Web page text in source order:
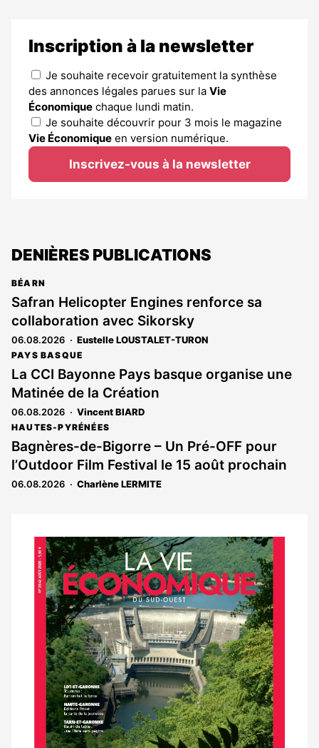
Inscription à la newsletter
Je souhaite recevoir gratuitement la synthèse
des annonces légales parues sur la Vie
Économique chaque lundi matin.
Je souhaite découvrir pour 3 mois le magazine
Vie Économique en version numérique.
Inscrivez-vous à la newsletter
DENIÈRES PUBLICATIONS
BÉARN
Safran Helicopter Engines renforce sa
collaboration avec Sikorsky
06.08.2026 Eustelle LOUSTALET-TURON
PAYS BASQUE
La CCI Bayonne Pays basque organise une
Matinée de la Création
06.08.2026 Vincent BIARD
HAUTES-PYRÉNÉES
Bagnères-de-Bigorre – Un Pré-OFF pour
l’Outdoor Film Festival le 15 août prochain
06.08.2026 Charlène LERMITE
Notre
dernier
magazine